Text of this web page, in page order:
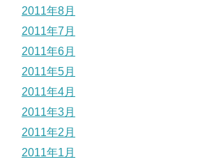
2011年8月
2011年7月
2011年6月
2011年5月
2011年4月
2011年3月
2011年2月
2011年1月